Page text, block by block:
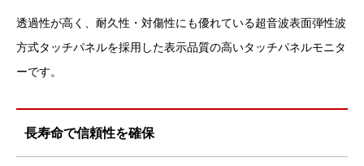
透過性が高く、耐久性・対傷性にも優れている超音波表面弾性波
方式タッチパネルを採用した表示品質の高いタッチパネルモニタ
ーです。
長寿命で信頼性を確保